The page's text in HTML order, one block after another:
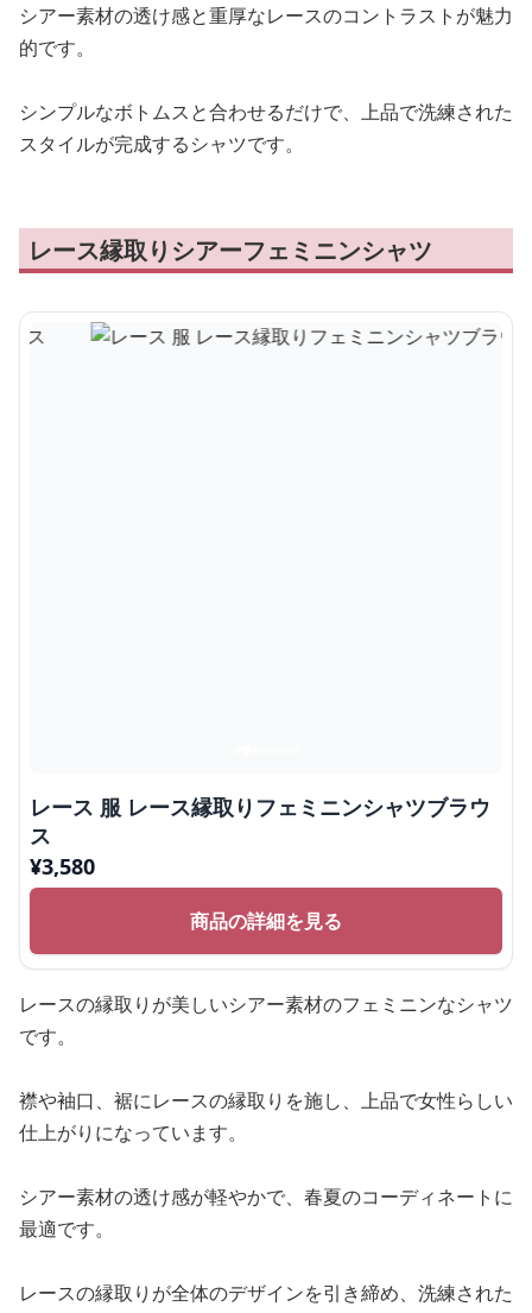
シアー素材の透け感と重厚なレースのコントラストが魅力
的です。
シンプルなボトムスと合わせるだけで、上品で洗練された
スタイルが完成するシャツです。
レース縁取りシアーフェミニンシャツ
レース 服 レース縁取りフェミニンシャツブラウ
ス
¥3,580
商品の詳細を見る
レースの縁取りが美しいシアー素材のフェミニンなシャツ
です。
襟や袖口、裾にレースの縁取りを施し、上品で女性らしい
仕上がりになっています。
シアー素材の透け感が軽やかで、春夏のコーディネートに
最適です。
レースの縁取りが全体のデザインを引き締め、洗練された